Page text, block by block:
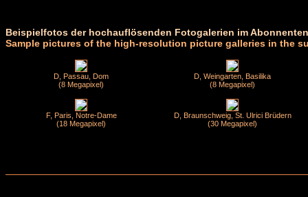
Beispielfotos der hochauflösenden Fotogalerien im
Sample pictures of the high-resolution picture galleries in the
D, Passau, Dom
(8 Megapixel)
D, Weingarten, Basilika
(8 Megapixel)
F, Paris, Notre-Dame
(18 Megapixel)
D, Braunschweig, St. Ulrici Brüdern
(30 Megapixel)